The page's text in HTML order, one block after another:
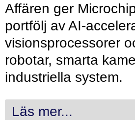
Affären ger
portfölj av AI-
visionsprocessorer
robotar, smarta
industriella system.
Läs mer...